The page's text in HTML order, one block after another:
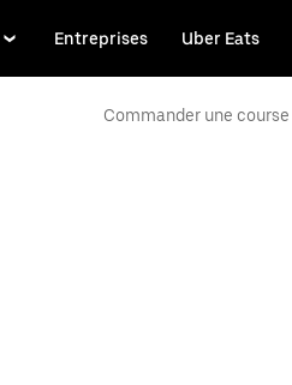
Entreprises Uber Eats
Commander une course